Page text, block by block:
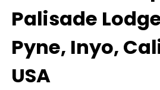
Palisade
Pyne, Inyo,
USA